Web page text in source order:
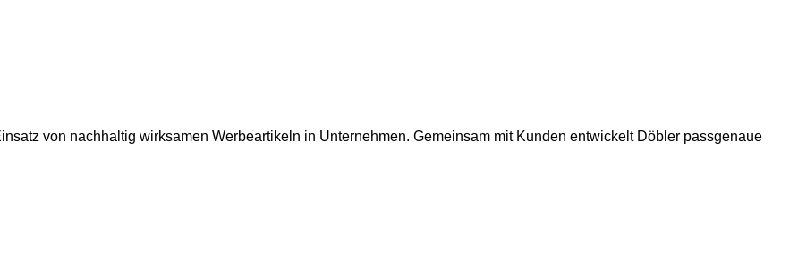
von nachhaltig wirksamen Werbeartikeln in Unternehmen. Gemeinsam mit Kunden entwickelt Döbler passgenaue